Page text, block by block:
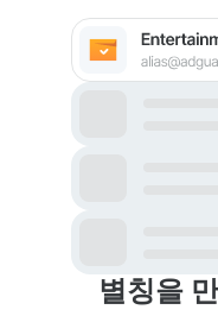
별칭을